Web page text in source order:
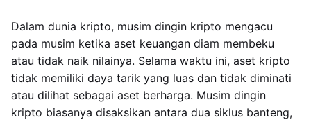
Dalam dunia kripto, musim dingin kripto mengacu
pada musim ketika aset keuangan diam membeku
atau tidak naik nilainya. Selama waktu ini, aset kripto
tidak memiliki daya tarik yang luas dan tidak diminati
atau dilihat sebagai aset berharga. Musim dingin
kripto biasanya disaksikan antara dua siklus banteng,